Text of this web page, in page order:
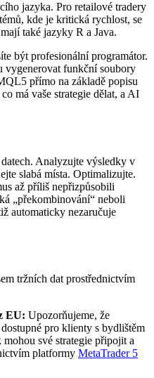
jazyka. Pro retailové tradery
kde je kritická rychlost, se
také jazyky R a Java.
být profesionální programátor.
vygenerovat funkční soubory
přímo na základě popisu
má vaše strategie dělat, a AI
Analyzujte výsledky v
slabá místa. Optimalizujte.
až příliš nepřizpůsobili
„překombinování“ neboli
automaticky nezaručuje
tržních dat prostřednictvím
EU: Upozorňujeme, že
pro klienty s bydlištěm
své strategie připojit a
platformy MetaTrader 5